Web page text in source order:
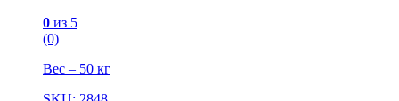
0 из 5
(0)
Вес – 50 кг